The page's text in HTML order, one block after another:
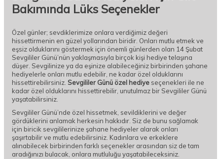
Bakımında Lüks Seçenekler
Özel günler; sevdiklerimize onlara verdiğimiz değeri
hissettirmenin en güzel yollarından biridir. Onları mutlu etmek ve
eşsiz olduklarını göstermek için önemli günlerden olan 14 Şubat
Sevgililer Günü’nün yaklaşmasıyla birçok kişi hediye telaşına
düşer. Sevgilinize ya da eşinize alabileceğiniz birbirinden şahane
hediyelerle onları mutlu edebilir, ne kadar özel olduklarını
hissettirebilirsiniz. Sevgililer Günü özel hediye seçenekleri ile ne
kadar özel olduklarını hissettirebilir, unutulmaz bir Sevgililer Günü
yaşatabilirsiniz.
Sevgililer Günü’nde özel hissetmek, sevildiklerini ve değer
gördüklerini anlamak herkesin hakkıdır. Siz de bunu sağlamak
için biricik sevgililerinize şahane hediyeler alarak onları
şaşırtabilir ve mutlu edebilirsiniz. Kadınlara ve erkeklere
alınabilecek birbirinden farklı seçenekler arasından siz de tam
aradığınızı bulacak, onlara mutluluğu yaşatabileceksiniz.